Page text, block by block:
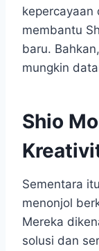
kepercayaan
membantu
baru.
mungkin
Shio
Sementara
menonjol
Mereka
solusi dan